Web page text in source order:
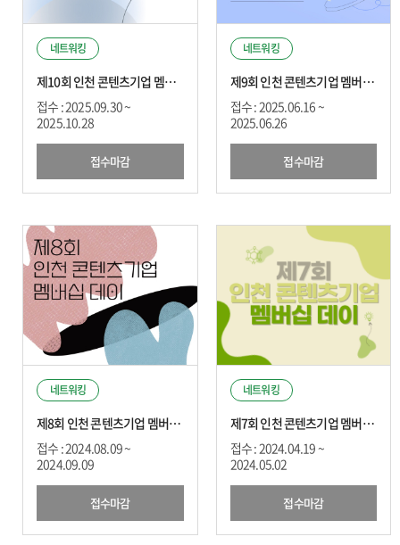
네트워킹
제10회 인천 콘텐츠기업 멤버십데이
접수 : 2025.09.30 ~
2025.10.28
접수마감
네트워킹
제9회 인천 콘텐츠기업 멤버십 데이
접수 : 2025.06.16 ~
2025.06.26
접수마감
네트워킹
제8회 인천 콘텐츠기업 멤버십 데이
접수 : 2024.08.09 ~
2024.09.09
접수마감
네트워킹
제7회 인천 콘텐츠기업 멤버십 데이
접수 : 2024.04.19 ~
2024.05.02
접수마감